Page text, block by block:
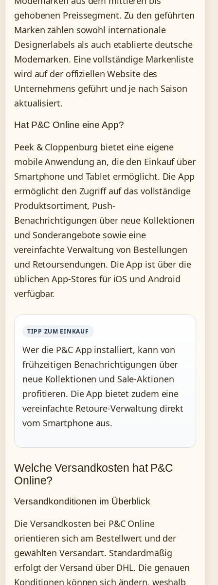
gehobenen Preissegment. Zu den geführten
Marken zählen sowohl internationale
Designerlabels als auch etablierte deutsche
Modemarken. Eine vollständige Markenliste
wird auf der offiziellen Website des
Unternehmens geführt und je nach Saison
aktualisiert.
Hat P&C Online eine App?
Peek & Cloppenburg bietet eine eigene
mobile Anwendung an, die den Einkauf über
Smartphone und Tablet ermöglicht. Die App
ermöglicht den Zugriff auf das vollständige
Produktsortiment, Push-
Benachrichtigungen über neue Kollektionen
und Sonderangebote sowie eine
vereinfachte Verwaltung von Bestellungen
und Retoursendungen. Die App ist über die
üblichen App-Stores für iOS und Android
verfügbar.
TIPP ZUM EINKAUF
Wer die P&C App installiert, kann von
frühzeitigen Benachrichtigungen über
neue Kollektionen und Sale-Aktionen
profitieren. Die App bietet zudem eine
vereinfachte Retoure-Verwaltung direkt
vom Smartphone aus.
Welche Versandkosten hat P&C
Online?
Versandkonditionen im Überblick
Die Versandkosten bei P&C Online
orientieren sich am Bestellwert und der
gewählten Versandart. Standardmäßig
erfolgt der Versand über DHL. Die genauen
Konditionen können sich ändern, weshalb